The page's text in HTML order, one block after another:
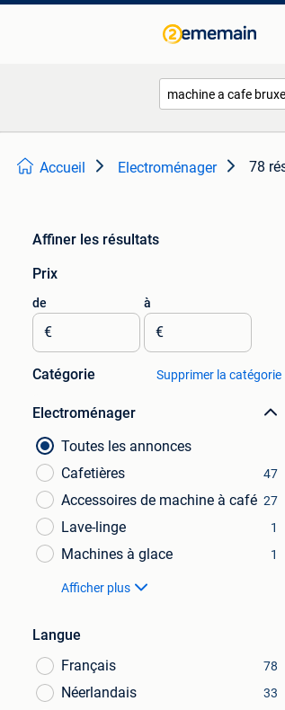
Accueil Electroménager 78
Affiner les résultats
Prix
de
€
à
€
Catégorie Supprimer la catégorie
Electroménager
Toutes les annonces
Cafetières
47
Accessoires de machine à café 27
Lave-linge 1
Machines à glace 1
Afficher plus
Langue
Français
78
Néerlandais 33